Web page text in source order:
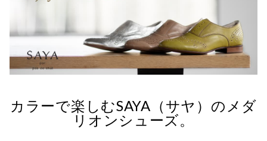
カラーで楽しむSAYA（サヤ）のメダ
リオンシューズ。